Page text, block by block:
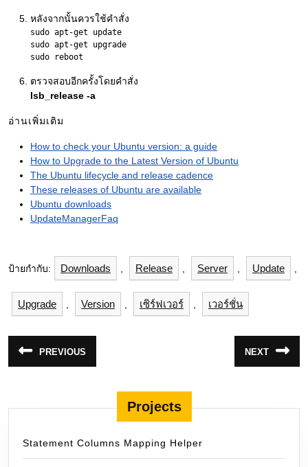
หลังจากนั้นควรใช้คำสั่ง
sudo apt-get update
sudo apt-get upgrade
ตรวจสอบอีกครั้งโดยคำสั่ง
lsb_release -a
อ่านเพิ่มเติม
How to check your Ubuntu version: a guide
How to Upgrade to the Latest Version of Ubuntu
The Ubuntu lifecycle and release cadence
These releases of Ubuntu are available
Ubuntu downloads
UpdateManagerFaq
ป้ายกำกับ: Downloads Release Server Update
Upgrade Version เซิร์ฟเวอร์ เวอร์ชั่น
แนะแนว
เรื่อง
PREVIOUS
post:
NEXT
post:
Projects
Statement Columns Mapping Helper